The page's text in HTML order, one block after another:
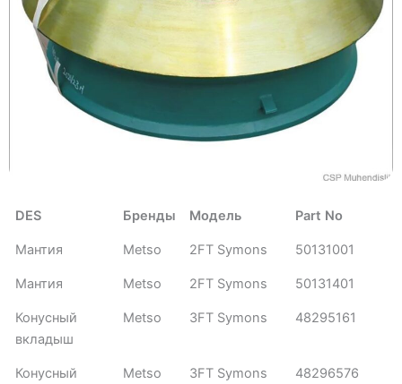
DES Бренды Модель Part No
Мантия Metso 2FT Symons 50131001
Мантия Metso 2FT Symons 50131401
Конусный
вкладыш
Metso 3FT Symons 48295161
Конусный
Metso 3FT Symons 48296576